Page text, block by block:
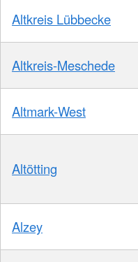
Altkreis Lübbecke
Altkreis-Meschede
Altmark-West
Altötting
Alzey